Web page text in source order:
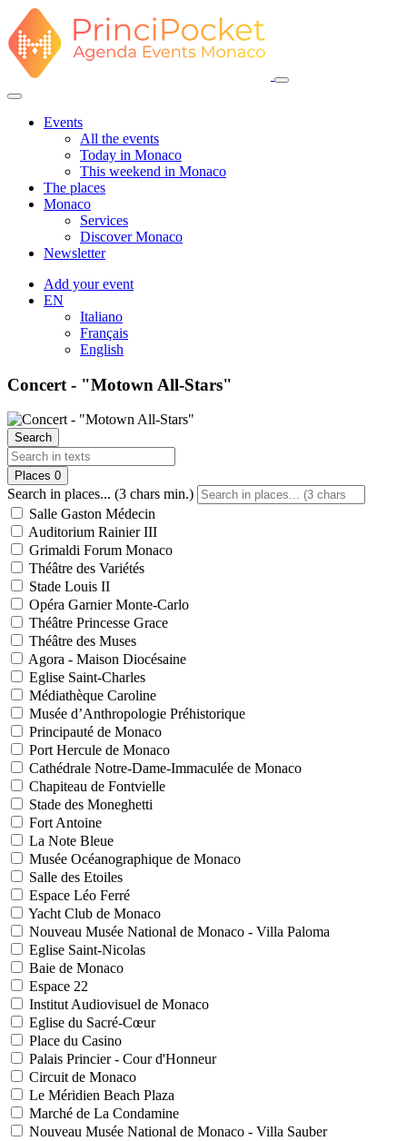
Events
All the events
Today in Monaco
This weekend in Monaco
The places
Monaco
Services
Discover Monaco
Newsletter
Add your event
EN
Italiano
Français
English
Concert - "Motown All-Stars"
Search
Places 0
Search in places... (3 chars min.)
Salle Gaston Médecin
Auditorium Rainier III
Grimaldi Forum Monaco
Théâtre des Variétés
Stade Louis II
Opéra Garnier Monte-Carlo
Théâtre Princesse Grace
Théâtre des Muses
Agora - Maison Diocésaine
Eglise Saint-Charles
Médiathèque Caroline
Musée d’Anthropologie Préhistorique
Principauté de Monaco
Port Hercule de Monaco
Cathédrale Notre-Dame-Immaculée de Monaco
Chapiteau de Fontvielle
Stade des Moneghetti
Fort Antoine
La Note Bleue
Musée Océanographique de Monaco
Salle des Etoiles
Espace Léo Ferré
Yacht Club de Monaco
Nouveau Musée National de Monaco - Villa Paloma
Eglise Saint-Nicolas
Baie de Monaco
Espace 22
Institut Audiovisuel de Monaco
Eglise du Sacré-Cœur
Place du Casino
Palais Princier - Cour d'Honneur
Circuit de Monaco
Le Méridien Beach Plaza
Marché de La Condamine
Nouveau Musée National de Monaco - Villa Sauber